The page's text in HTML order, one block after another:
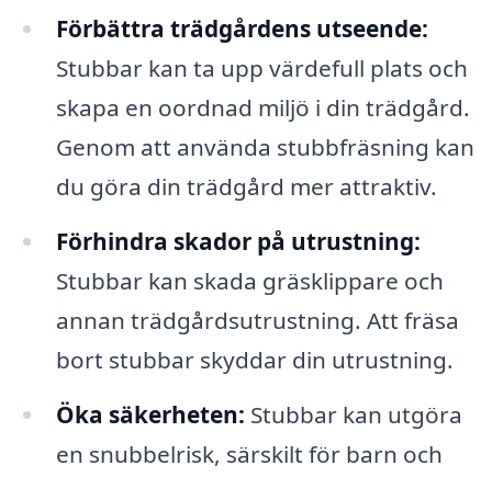
Förbättra trädgårdens utseende:
Stubbar kan ta upp värdefull plats och
skapa en oordnad miljö i din trädgård.
Genom att använda stubbfräsning kan
du göra din trädgård mer attraktiv.
Förhindra skador på utrustning:
Stubbar kan skada gräsklippare och
annan trädgårdsutrustning. Att fräsa
bort stubbar skyddar din utrustning.
Öka säkerheten: Stubbar kan utgöra
en snubbelrisk, särskilt för barn och